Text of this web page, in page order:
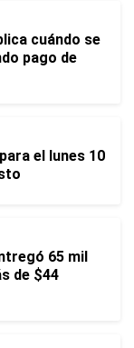
cuándo se
pago de
el lunes 10
65 mil
de $44